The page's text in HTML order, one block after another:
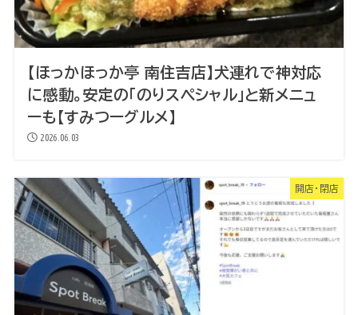
【ほっかほっか亭 南住吉店】犬連れで神対応
に感動。安定の「のりスペシャル」と新メニュ
ーも【すみつーグルメ】
2026.06.03
開店・閉店